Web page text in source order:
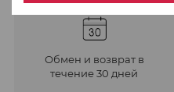
Обмен и возврат в
течение 30 дней